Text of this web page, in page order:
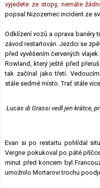
vyjedete ze stopy, nemáte
popsal Nizozemec incident ze
Odklízení vozů a oprava bariéry
závod restartován. Jezdci se
před vyvěšením červených
Rowland, který ještě před
tak začínal jako třetí.
stále sedmé místo. Trať stále
Lucas di Grassi vedl jen krátce,
Evan si po restartu pohlídal
Vergne pokukoval po páté
minut před koncem byl
umožnilo Mortarovi trochu